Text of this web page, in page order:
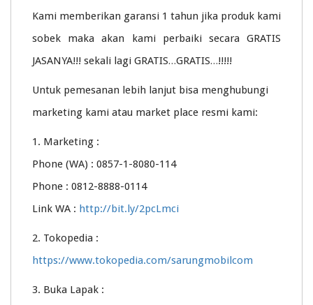
Kami memberikan garansi 1 tahun jika produk kami
sobek maka akan kami perbaiki secara GRATIS
JASANYA!!! sekali lagi GRATIS…GRATIS…!!!!!
Untuk pemesanan lebih lanjut bisa menghubungi
marketing kami atau market place resmi kami:
1. Marketing :
Phone (WA) : 0857-1-8080-114
Phone : 0812-8888-0114
Link WA : http://bit.ly/2pcLmci
2. Tokopedia :
https://www.tokopedia.com/sarungmobilcom
3. Buka Lapak :